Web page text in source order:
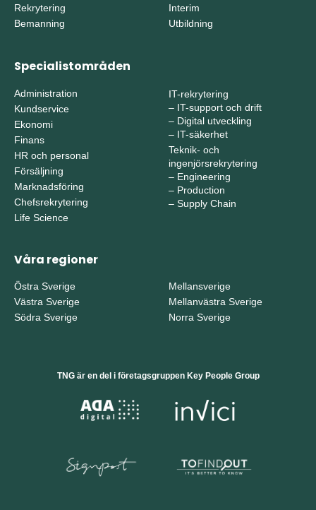
Rekrytering
Bemanning
Interim
Utbildning
Specialistområden
Administration
Kundservice
Ekonomi
Finans
HR och personal
Försäljning
Marknadsföring
Chefsrekrytering
Life Science
IT-rekrytering
– IT-support och drift
– Digital utveckling
– IT-säkerhet
Teknik- och
ingenjörsrekrytering
– Engineering
– Production
– Supply Chain
Våra regioner
Östra Sverige
Västra Sverige
Södra Sverige
Mellansverige
Mellanvästra Sverige
Norra Sverige
TNG är en del i företagsgruppen Key People Group